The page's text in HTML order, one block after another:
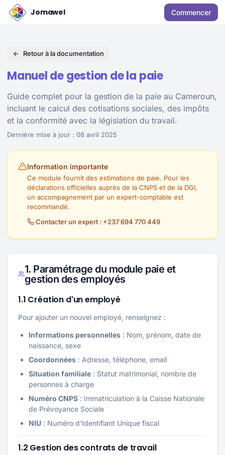
Jomawel Commencer
Retour à la documentation
Manuel de gestion de la paie
Guide complet pour la gestion de la paie au Cameroun,
incluant le calcul des cotisations sociales, des impôts
et la conformité avec la législation du travail.
Dernière mise à jour : 08 avril 2025
Information importante
Ce module fournit des estimations de paie. Pour les
déclarations officielles auprès de la CNPS et de la DGI,
un accompagnement par un expert-comptable est
recommandé.
Contacter un expert : +237 694 770 449
1. Paramétrage du module paie et
gestion des employés
1.1 Création d'un employé
Pour ajouter un nouvel employé, renseignez :
Informations personnelles : Nom, prénom, date de
naissance, sexe
Coordonnées : Adresse, téléphone, email
Situation familiale : Statut matrimonial, nombre de
personnes à charge
Numéro CNPS : Immatriculation à la Caisse Nationale
de Prévoyance Sociale
NIU : Numéro d'Identifiant Unique fiscal
1.2 Gestion des contrats de travail